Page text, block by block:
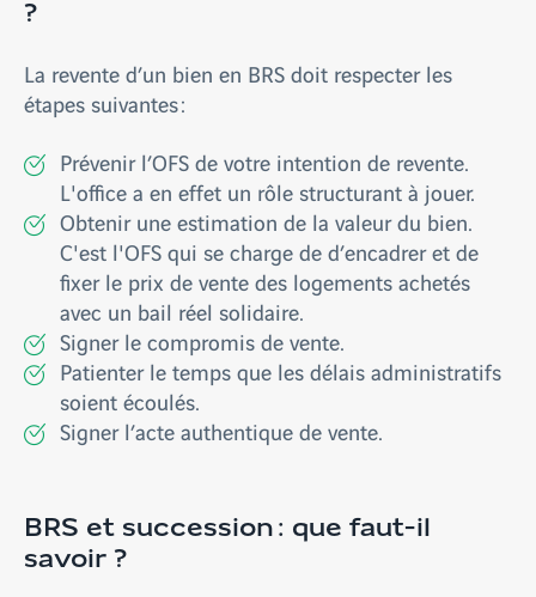
?
La revente d’un bien en BRS doit respecter les
étapes suivantes :
Prévenir l’OFS de votre intention de revente.
L'office a en effet un rôle structurant à jouer.
Obtenir une estimation de la valeur du bien.
C'est l'OFS qui se charge de d’encadrer et de
fixer le prix de vente des logements achetés
avec un bail réel solidaire.
Signer le compromis de vente.
Patienter le temps que les délais administratifs
soient écoulés.
Signer l’acte authentique de vente.
BRS et succession : que faut-il
savoir ?